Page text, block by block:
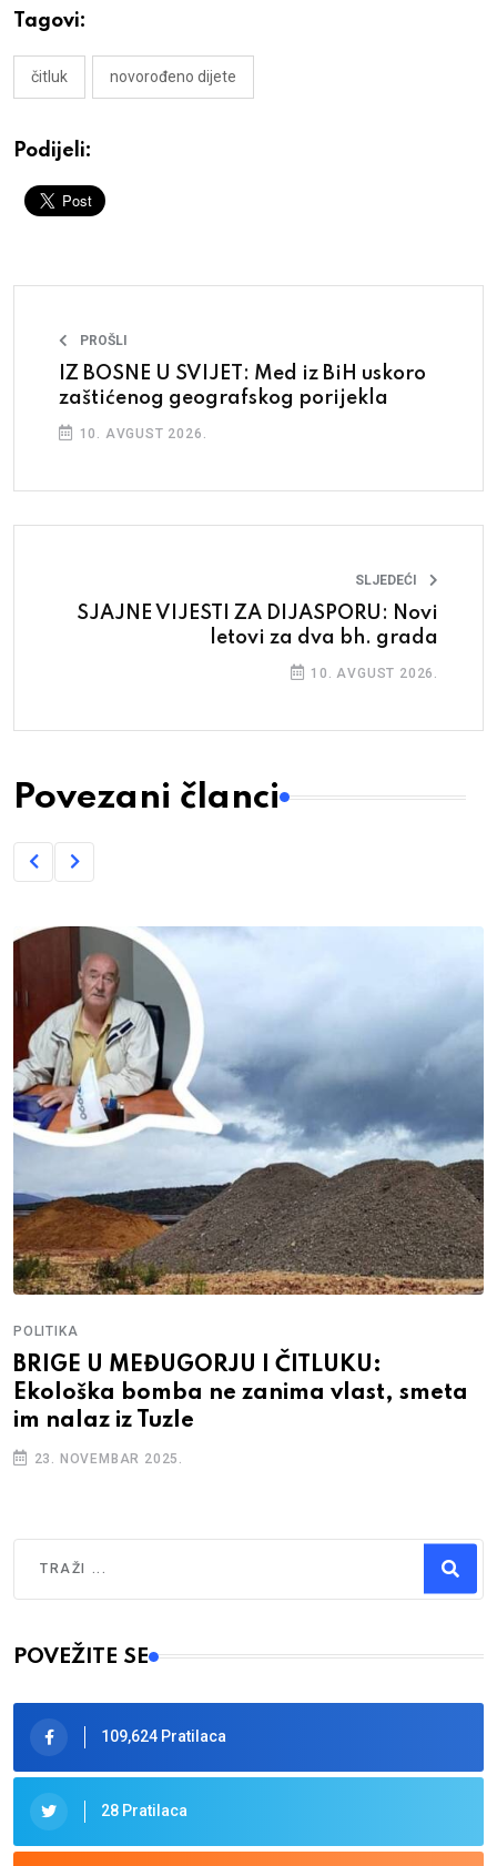
Tagovi:
čitluk novorođeno dijete
Podijeli:
PROŠLI
IZ BOSNE U SVIJET: Med iz BiH uskoro
zaštićenog geografskog porijekla
10. AVGUST 2026.
SLJEDEĆI
SJAJNE VIJESTI ZA DIJASPORU: Novi
letovi za dva bh. grada
10. AVGUST 2026.
Povezani članci
POLITIKA
BRIGE U MEĐUGORJU I ČITLUKU:
Ekološka bomba ne zanima vlast, smeta
im nalaz iz Tuzle
23. NOVEMBAR 2025.
Type 2 or more characters for results.
POVEŽITE SE
109,624 Pratilaca
28 Pratilaca